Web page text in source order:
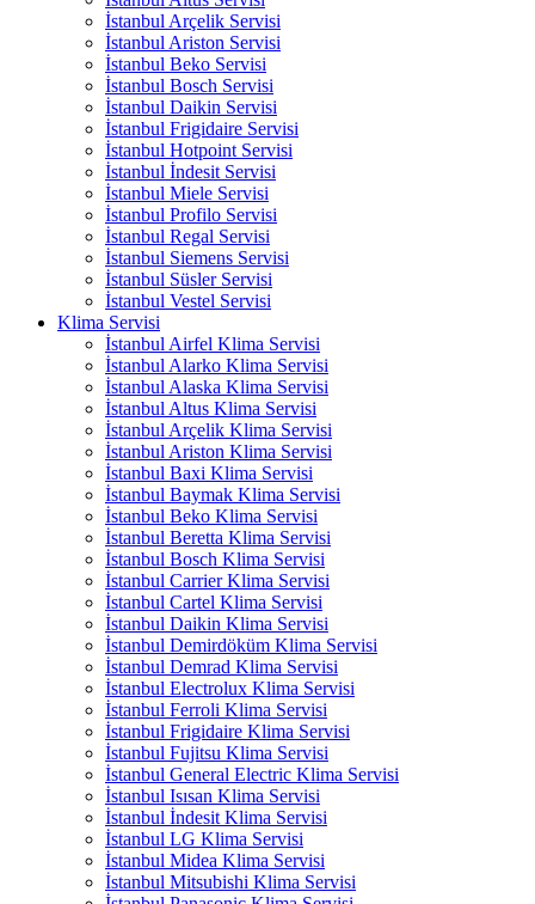
İstanbul Arçelik Servisi
İstanbul Ariston Servisi
İstanbul Beko Servisi
İstanbul Bosch Servisi
İstanbul Daikin Servisi
İstanbul Frigidaire Servisi
İstanbul Hotpoint Servisi
İstanbul İndesit Servisi
İstanbul Miele Servisi
İstanbul Profilo Servisi
İstanbul Regal Servisi
İstanbul Siemens Servisi
İstanbul Süsler Servisi
İstanbul Vestel Servisi
Klima Servisi
İstanbul Airfel Klima Servisi
İstanbul Alarko Klima Servisi
İstanbul Alaska Klima Servisi
İstanbul Altus Klima Servisi
İstanbul Arçelik Klima Servisi
İstanbul Ariston Klima Servisi
İstanbul Baxi Klima Servisi
İstanbul Baymak Klima Servisi
İstanbul Beko Klima Servisi
İstanbul Beretta Klima Servisi
İstanbul Bosch Klima Servisi
İstanbul Carrier Klima Servisi
İstanbul Cartel Klima Servisi
İstanbul Daikin Klima Servisi
İstanbul Demirdöküm Klima Servisi
İstanbul Demrad Klima Servisi
İstanbul Electrolux Klima Servisi
İstanbul Ferroli Klima Servisi
İstanbul Frigidaire Klima Servisi
İstanbul Fujitsu Klima Servisi
İstanbul General Electric Klima Servisi
İstanbul Isısan Klima Servisi
İstanbul İndesit Klima Servisi
İstanbul LG Klima Servisi
İstanbul Midea Klima Servisi
İstanbul Mitsubishi Klima Servisi